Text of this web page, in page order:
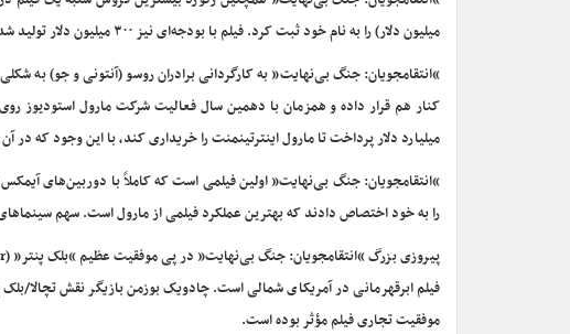
میلیون دلار) را به نام خود ثبت کرد. فیلم با بودجه‌ای نیز ۳۰۰ میلیون دلار تولید شده و میلیون‌ها دلار نیز هزینه تبلیغات آن شده است.
“انتقامجویان: جنگ بی‌نهایت” به کارگردانی برادران روسو (آنتونی و جو) به
میلیارد دلار پرداخت تا مارول اینترتینمنت را خریداری کند، با این وجود که
را به خود اختصاص دادند که بهترین عملکرد فیلمی از مارول است. سهم سینماهای آمریکا ۲۲٫۵ میلیون
فیلم ابرقهرمانی در آمریکای شمالی است. چادویک بوزمن بازیگر نقش تچالا/
موفقیت تجاری فیلم مؤثر بوده است.